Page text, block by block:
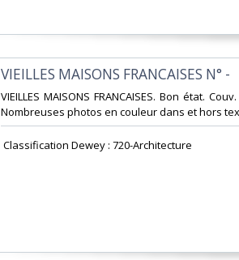
‎VIEILLES MAISONS FRANCAISES N° -‎
‎VIEILLES MAISONS FRANCAISES. Bon état.
Nombreuses photos en couleur dans et hors
‎ Classification Dewey : 720-Architecture‎